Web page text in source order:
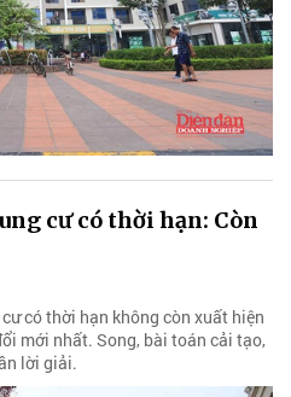
cư có thời hạn: Còn
có thời hạn không còn xuất hiện
mới nhất. Song, bài toán cải tạo,
lời giải.